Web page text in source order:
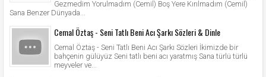
Gezmedim Yorulmadım (Cemil) Boş Yere Kırılmadım (Cemil)
Sana Benzer Dünyada...
Cemal Öztaş - Seni Tatlı Beni Acı Şarkı Sözleri & Dinle
Cemal Öztaş - Seni Tatlı Beni Acı Şarkı Sözleri İkimizde bir
bahçenin gülüyüz Seni tatlı beni acı yaratmış Sana türlü türlü
meyveler ve...